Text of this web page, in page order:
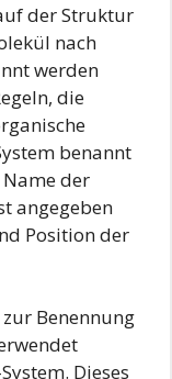
der Struktur
nach
werden
die
benannt
der
angegeben
Position der
Benennung
Dieses